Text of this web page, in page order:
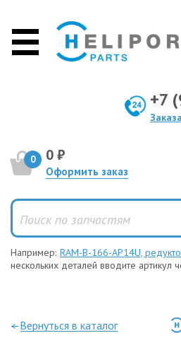
+7
0 0 ₽
Оформить заказ
Например: RAM-B-166-AP14U,
нескольких деталей вводите артикул
—Вернуться в каталог